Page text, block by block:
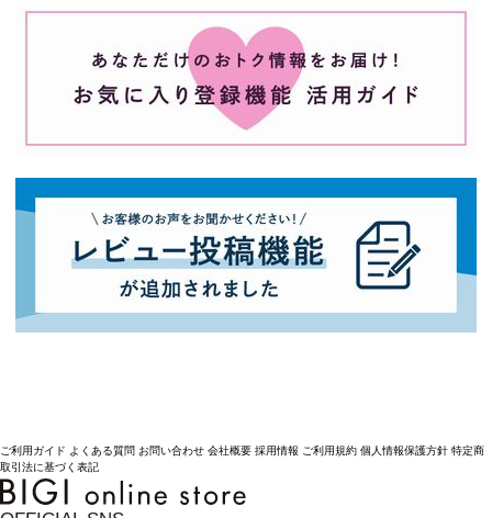
ご利用ガイド よくある質問 お問い合わせ 会社概要 採用情報 ご利用規約 個人情報保護方針 特定商
取引法に基づく表記